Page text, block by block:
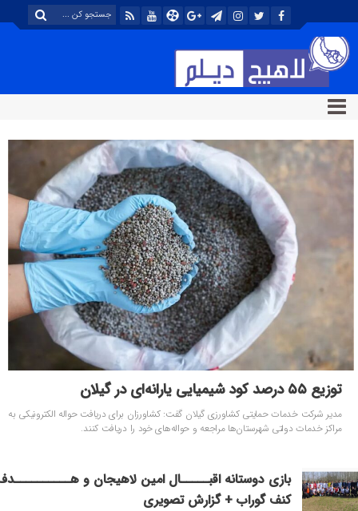
توزیع ۵۵ درصد کود شیمیایی یارانه‌ای در گیلان
مدیر شرکت خدمات حمایتی کشاورزی گیلان گفت: کشاورزان برای دریافت حواله الکترونیکی به
مراکز خدمات دولتی شهرستان‌ها مراجعه و حواله‌های خود را دریافت کنند.
بازی دوستانه اقبـــــال امین لاهیجان و
کنف گوراب + گزارش تصویری